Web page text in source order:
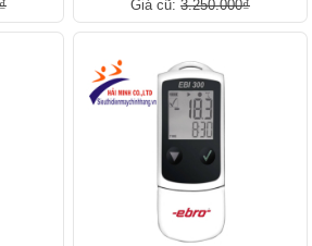
Giá cũ: 3.250.000₫